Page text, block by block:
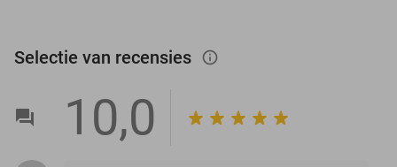
Selectie van recensies info_outlined
10,0